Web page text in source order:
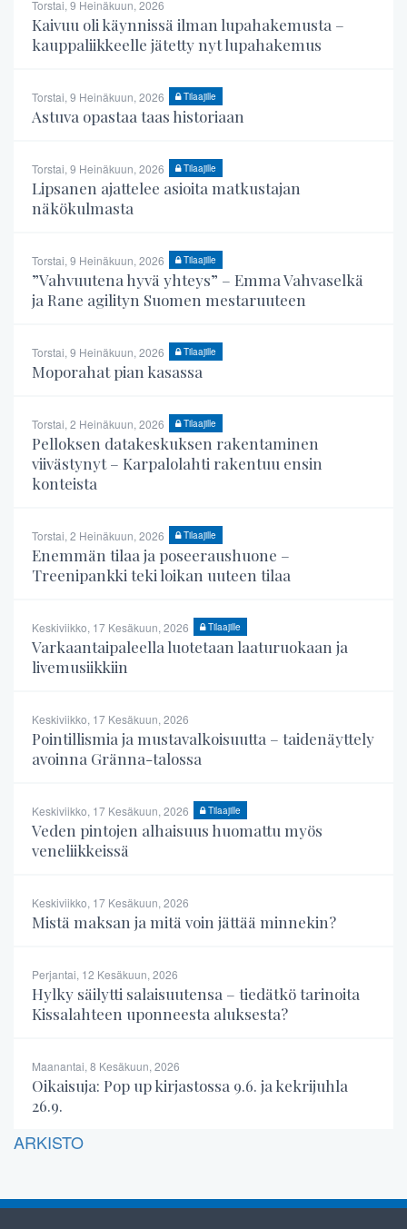
Torstai, 9 Heinäkuun, 2026
Kaivuu oli käynnissä ilman lupahakemusta –
kauppaliikkeelle jätetty nyt lupahakemus
Torstai, 9 Heinäkuun, 2026 Tilaajille
Astuva opastaa taas historiaan
Torstai, 9 Heinäkuun, 2026 Tilaajille
Lipsanen ajattelee asioita matkustajan
näkökulmasta
Torstai, 9 Heinäkuun, 2026 Tilaajille
”Vahvuutena hyvä yhteys” – Emma Vahvaselkä
ja Rane agilityn Suomen mestaruuteen
Torstai, 9 Heinäkuun, 2026 Tilaajille
Moporahat pian kasassa
Torstai, 2 Heinäkuun, 2026 Tilaajille
Pelloksen datakeskuksen rakentaminen
viivästynyt – Karpalolahti rakentuu ensin
konteista
Torstai, 2 Heinäkuun, 2026 Tilaajille
Enemmän tilaa ja poseeraushuone –
Treenipankki teki loikan uuteen tilaa
Keskiviikko, 17 Kesäkuun, 2026 Tilaajille
Varkaantaipaleella luotetaan laaturuokaan ja
livemusiikkiin
Keskiviikko, 17 Kesäkuun, 2026
Pointillismia ja mustavalkoisuutta – taidenäyttely
avoinna Gränna-talossa
Keskiviikko, 17 Kesäkuun, 2026 Tilaajille
Veden pintojen alhaisuus huomattu myös
veneliikkeissä
Keskiviikko, 17 Kesäkuun, 2026
Mistä maksan ja mitä voin jättää minnekin?
Perjantai, 12 Kesäkuun, 2026
Hylky säilytti salaisuutensa – tiedätkö tarinoita
Kissalahteen uponneesta aluksesta?
Maanantai, 8 Kesäkuun, 2026
Oikaisuja: Pop up kirjastossa 9.6. ja kekrijuhla
26.9.
ARKISTO